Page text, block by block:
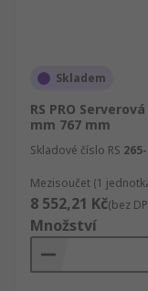
Skladem
RS PRO
mm 767 mm
Skladové číslo RS
Mezisoučet (1
8 552,21 Kč(bez
Množství